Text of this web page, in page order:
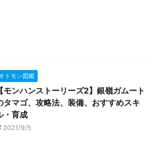
トモン図鑑
【モンハンストーリーズ2】銀嶺ガムート
タマゴ、攻略法、装備、おすすめスキ
・育成
2021/9/5